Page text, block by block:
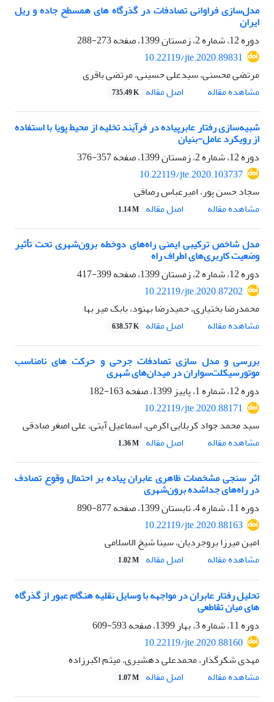
مدل‌سازی فراوانی تصادفات در گذرگاه های همسطح جاده و ریل
ایران
دوره 12، شماره 2، زمستان 1399، صفحه
273-288
10.22119/jte.2020.89831
مرتضی محسنی، سیدعلی حسینی، مرتضى باقرى
مشاهده مقاله
اصل مقاله 735.49 K
شبیه‌سازی رفتار عابرپیاده در فرآیند تخلیه از محیط پویا با استفاده
از رویکرد عامل‌-بنیان
دوره 12، شماره 2، زمستان 1399، صفحه
357-376
10.22119/jte.2020.103737
سجاد حسن پور، امیرعباس رصافی
مشاهده مقاله
اصل مقاله 1.14 M
مدل شاخص ترکیبی ایمنی راه‌های دوخطه برون‌شهری تحت تأثیر
وضعیت کاربری‌های اطراف راه
دوره 12، شماره 2، زمستان 1399، صفحه
399-417
10.22119/jte.2020.87202
محمدرضا بختیاری، حمیدرضا بهنود، بابک میر بها
مشاهده مقاله
اصل مقاله 638.57 K
بررسی و مدل سازی تصادفات جرحی و حرکت های نامناسب
موتورسیکلت‌سواران در میدان‌های شهری
دوره 12، شماره 1، پاییز 1399، صفحه
163-182
10.22119/jte.2020.88171
سید محمد جواد کربلایی اکرمی، اسماعیل آیتی، علی اصغر صادقی
مشاهده مقاله
اصل مقاله 1.36 M
اثر سنجی مشخصات ظاهری عابران پیاده بر احتمال وقوع تصادف
در راه‌های جداشده برون‌شهری
دوره 11، شماره 4، تابستان 1399، صفحه
877-890
10.22119/jte.2020.88163
امین میرزا بروجردیان، سینا شیخ الاسلامی
مشاهده مقاله
اصل مقاله 1.02 M
تحلیل رفتار عابران در مواجهه با وسایل نقلیه هنگام عبور از گذرگاه
های میان تقاطعی
دوره 11، شماره 3، بهار 1399، صفحه
593-609
10.22119/jte.2020.88160
مهدی شکرگذار، محمدعلی دهشیری، میثم اکبرزاده
مشاهده مقاله
اصل مقاله 1.07 M